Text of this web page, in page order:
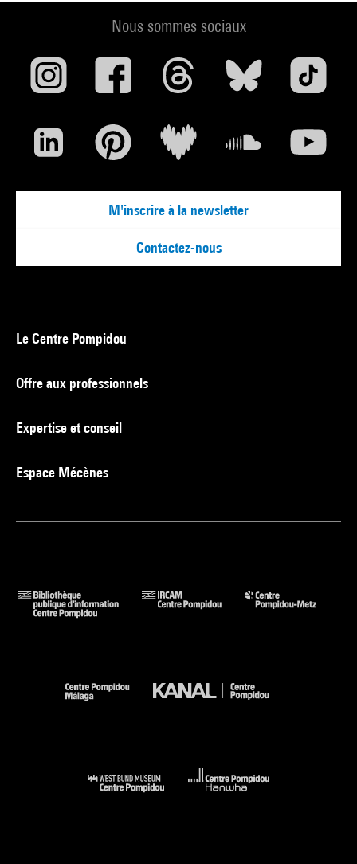
Nous sommes sociaux
M'inscrire à la newsletter
Contactez-nous
Le Centre Pompidou
Offre aux professionnels
Expertise et conseil
Espace Mécènes